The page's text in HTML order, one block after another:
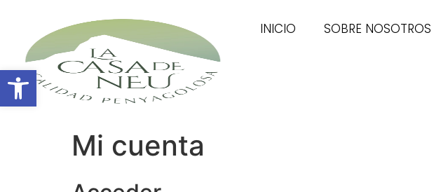
INICIO SOBRE NOSOTROS
Mi cuenta
Abrir barra de herramientas